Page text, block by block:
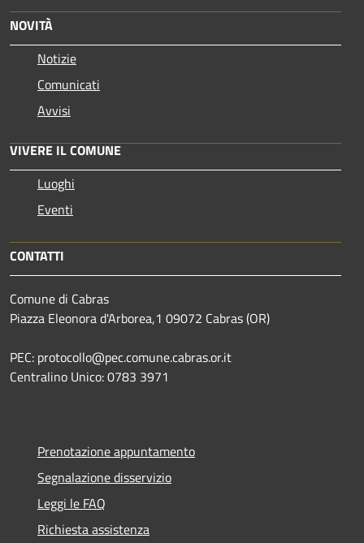
NOVITÀ
Notizie
Comunicati
Avvisi
VIVERE IL COMUNE
Luoghi
Eventi
CONTATTI
Comune di Cabras
Piazza Eleonora d'Arborea,1 09072 Cabras (OR)
PEC: protocollo@pec.comune.cabras.or.it
Centralino Unico: 0783 3971
Prenotazione appuntamento
Segnalazione disservizio
Leggi le FAQ
Richiesta assistenza